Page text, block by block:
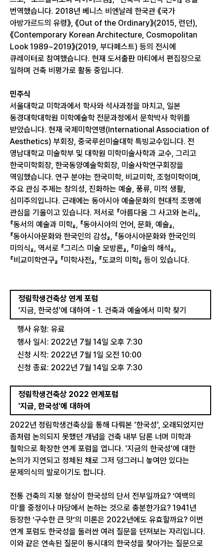
번역했습니다. 2018년 베니스 비엔날레 한국관 《국가
아방가르드의 유령》, 《Out of the Ordinary》(2015, 런던),
《Contemporary Korean Architecture, Cosmopolitan
Look 1989~2019》(2019, 부다페스트) 등의 전시에
큐레이터로 참여했습니다. 현재 도서출판 마티에서 편집장으로
일하며 건축 비평가로 활동 중입니다.
민주식
서울대학교 미학과에서 학사와 석사과정을 마치고, 일본
동경대학대학원 미학예술학 전문과정에서 문학박사 학위를
받았습니다. 현재 국제미학연맹(International Association of
Aesthetics) 부회장, 중국루쉰미술대학 특빙교수입니다. 전
영남대학교 미술학부 및 대학원 미학미술사학과 교수, 그리고
한국미학회장, 한국동양예술학회장, 미술사학연구회장을
역임했습니다. 연구 분야는 한국미학, 비교미학, 조형미학이며,
주요 관심 주제는 창의성, 진화하는 예술, 풍류, 미적 생활,
심미주의입니다. 근래에는 동아시아 예술문화의 현대적 조명에
관심을 기울이고 있습니다. 저서로 『아름다움 그 사고와 논리』,
『동서의 예술과 미학』, 『동아시아의 언어, 문화, 예술』,
『동아시아문화와 한국인의 감성』, 『동아시아문화와 한국인의
미의식』, 역서로 『그리스 미술 모방론』, 『미술의 해석』,
『비교미학연구』 『미학사전』, 『도쿄의 미학』 등이 있습니다.
정림학생건축상 연계 포럼
'지금, 한국성'에 대하여 - 1. 건축과 예술에서 미학 찾기
행사 유형: 유료
행사 일시: 2022년 7월 14일 오후 7:30
신청 시작: 2022년 7월 1일 오전 10:00
신청 종료: 2022년 7월 14일 오후 7:30
정림학생건축상 2022 연계포럼
'지금, 한국성'에 대하여
2022년 정림학생건축상을 통해 다뤄본 '한국성', 오래되었지만
좀처럼 논의되지 못했던 개념을 건축 내부 담론 너머 미학과
철학으로 확장한 연계 포럼을 엽니다. '지금의 한국성'에 대한
논의가 지연되고 정체된 채로 그저 덩그러니 놓여만 있다는
문제의식의 발로이기도 합니다.
전통 건축의 지붕 형상이 한국성의 단서 전부일까요? ‘여백의
미’를 중정이나 마당에서 논하는 것으로 충분한가요? 1941년
등장한 ‘구수한 큰 맛’의 미론은 2022년에도 유효할까요? 이번
연계 포럼도 한국성을 둘러싼 여러 질문을 던져보는 자리입니다.
이와 같은 연속된 질문이 동시대의 한국성을 찾아가는 질문으로